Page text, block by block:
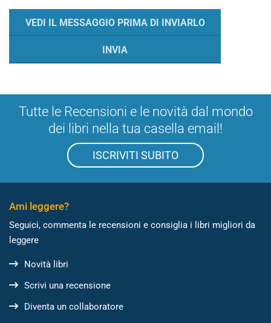
Tutte le Recensioni e le novità dal mondo
dei libri nella tua casella email!
ISCRIVITI SUBITO
Ami leggere?
Seguici, commenta le recensioni e consiglia i libri migliori da
leggere
Novità libri
Scrivi una recensione
Diventa un collaboratore